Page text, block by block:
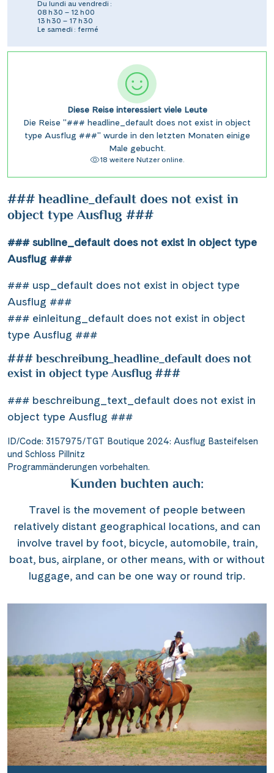
### headline_default does not exist in
object type Ausflug ###
### subline_default does not exist in object type
Ausflug ###
### usp_default does not exist in object type
Ausflug ###
### einleitung_default does not exist in object
type Ausflug ###
### beschreibung_headline_default does not
exist in object type Ausflug ###
### beschreibung_text_default does not exist in
object type Ausflug ###
ID/Code: 3157975/TGT Boutique 2024: Ausflug Basteifelsen
und Schloss Pillnitz
Programmänderungen vorbehalten.
Du lundi au vendredi :
08 h 30 – 12 h 00
13 h 30 – 17 h 30
Le samedi : fermé
Diese Reise interessiert viele Leute
Die Reise "### headline_default does not exist in object
type Ausflug ###" wurde in den letzten Monaten einige
Male gebucht.
18 weitere Nutzer online.
Kunden buchten auch:
Travel is the movement of people between
relatively distant geographical locations, and can
involve travel by foot, bicycle, automobile, train,
boat, bus, airplane, or other means, with or without
luggage, and can be one way or round trip.